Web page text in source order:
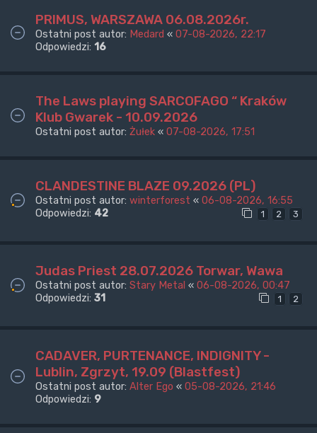
PRIMUS, WARSZAWA 06.08.2026r.
Ostatni post autor: Medard « 07-08-2026, 22:17
Odpowiedzi: 16
The Laws playing SARCOFAGO “ Kraków
Klub Gwarek - 10.09.2026
Ostatni post autor: Żułek « 07-08-2026, 17:51
CLANDESTINE BLAZE 09.2026 (PL)
Ostatni post autor: winterforest « 06-08-2026, 16:55
Odpowiedzi: 42 1 2 3
Judas Priest 28.07.2026 Torwar, Wawa
Ostatni post autor: Stary Metal « 06-08-2026, 00:47
Odpowiedzi: 31 1 2
CADAVER, PURTENANCE, INDIGNITY -
Lublin, Zgrzyt, 19.09 (Blastfest)
Ostatni post autor: Alter Ego « 05-08-2026, 21:46
Odpowiedzi: 9